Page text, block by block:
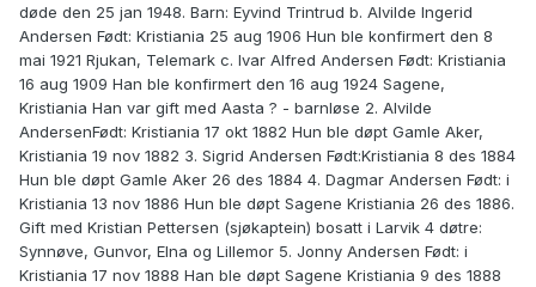
døde den 25 jan 1948. Barn: Eyvind Trintrud b. Alvilde Ingerid
Andersen Født: Kristiania 25 aug 1906 Hun ble konfirmert den 8
mai 1921 Rjukan, Telemark c. Ivar Alfred Andersen Født: Kristiania
16 aug 1909 Han ble konfirmert den 16 aug 1924 Sagene,
Kristiania Han var gift med Aasta ? - barnløse 2. Alvilde
AndersenFødt: Kristiania 17 okt 1882 Hun ble døpt Gamle Aker,
Kristiania 19 nov 1882 3. Sigrid Andersen Født:Kristiania 8 des 1884
Hun ble døpt Gamle Aker 26 des 1884 4. Dagmar Andersen Født: i
Kristiania 13 nov 1886 Hun ble døpt Sagene Kristiania 26 des 1886.
Gift med Kristian Pettersen (sjøkaptein) bosatt i Larvik 4 døtre:
Synnøve, Gunvor, Elna og Lillemor 5. Jonny Andersen Født: i
Kristiania 17 nov 1888 Han ble døpt Sagene Kristiania 9 des 1888